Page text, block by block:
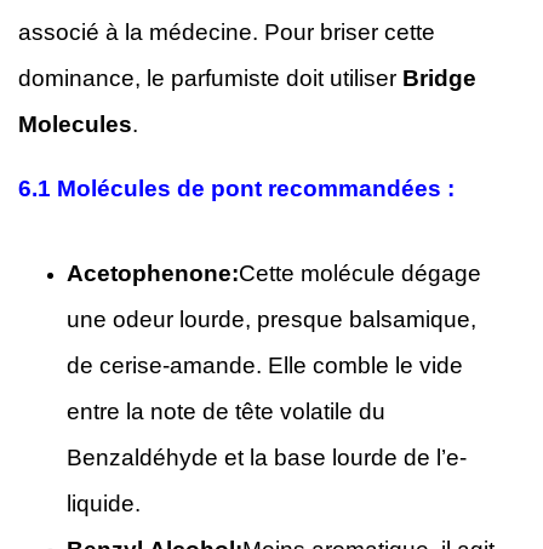
associé à la médecine. Pour briser cette
dominance, le parfumiste doit utiliser Bridge
Molecules.
6.1 Molécules de pont recommandées :
Acetophenone:Cette molécule dégage
une odeur lourde, presque balsamique,
de cerise-amande. Elle comble le vide
entre la note de tête volatile du
Benzaldéhyde et la base lourde de l’e-
liquide.